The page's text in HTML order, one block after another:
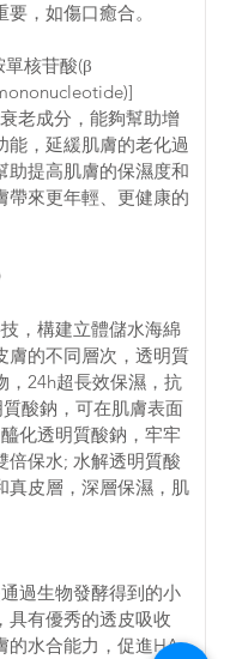
，如傷口癒合。
單核苷酸(β
老成分，能夠幫助增
能，延緩肌膚的老化過
助提高肌膚的保濕度和
帶來更年輕、更健康的
，構建立體儲水海綿
膚的不同層次，透明質
，24h超長效保濕，抗
酸鈉，可在肌膚表面
化透明質酸鈉，牢牢
倍保水; 水解透明質酸
真皮層，深層保濕，肌
過生物發酵得到的小
具有優秀的透皮吸收
的水合能力，促進HA